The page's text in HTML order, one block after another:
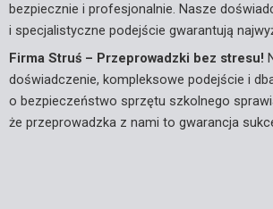
bezpiecznie i profesjonalnie. Nasze
i specjalistyczne podejście gwarantują
Firma Struś – Przeprowadzki bez stresu!
doświadczenie, kompleksowe podejście i
o bezpieczeństwo sprzętu szkolnego
że przeprowadzka z nami to gwarancja